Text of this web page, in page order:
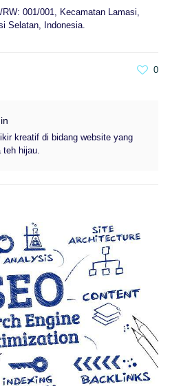
001/001, Kecamatan Lamasi,
Selatan, Indonesia.
0
kreatif di bidang website yang
teh hijau.